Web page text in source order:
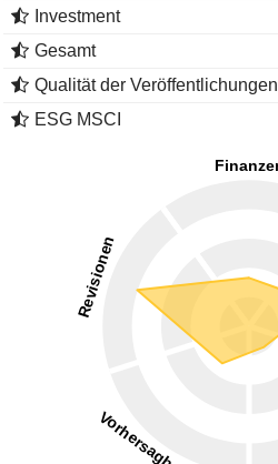
Investment
Gesamt
Qualität der Veröffentlichungen
ESG MSCI